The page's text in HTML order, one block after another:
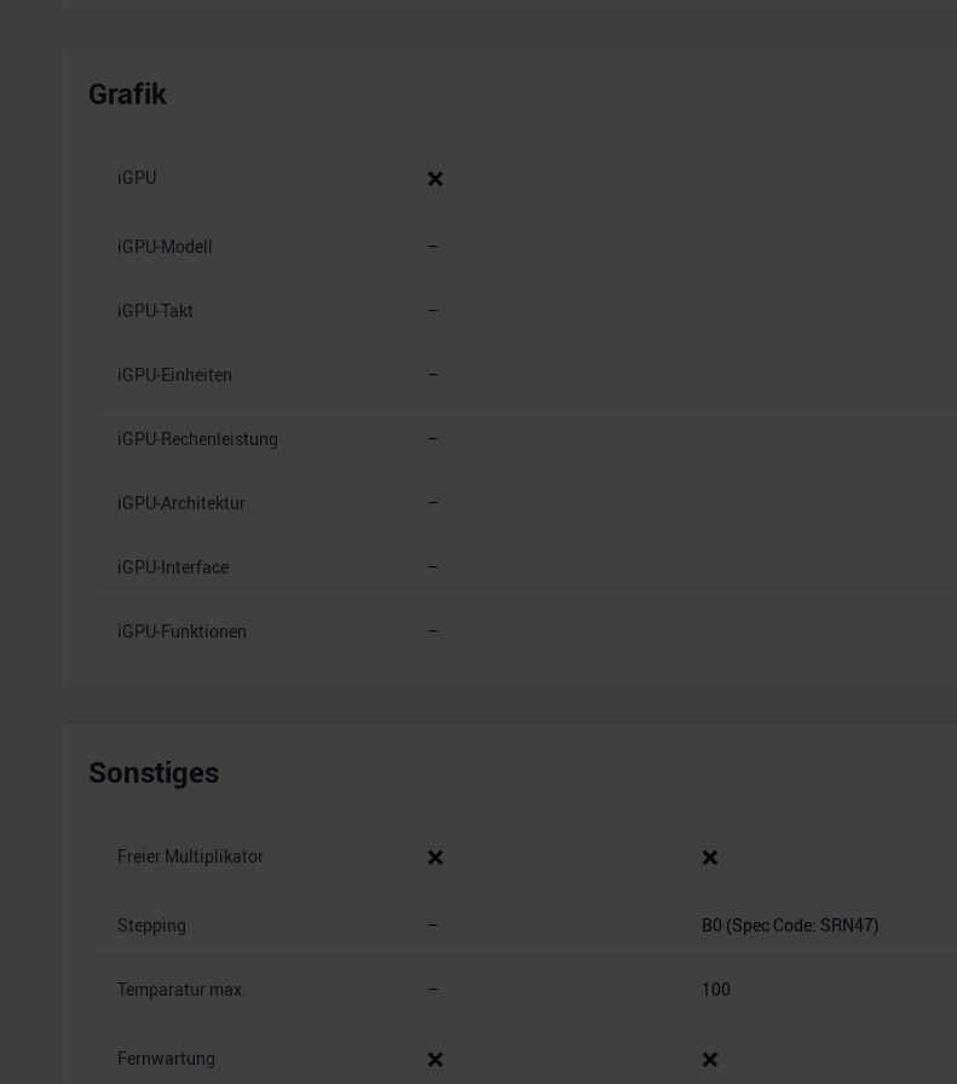
Grafik
iGPU ❌
iGPU-Modell –
iGPU-Takt –
iGPU-Einheiten –
iGPU-Rechenleistung –
iGPU-Architektur –
iGPU-Interface –
iGPU-Funktionen –
Sonstiges
Freier Multiplikator ❌ ❌
Stepping – B0 (Spec Code: SRN47)
Temparatur max. – 100
Fernwartung ❌ ❌